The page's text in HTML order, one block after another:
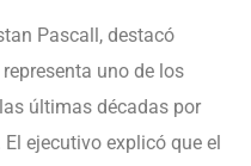
Pascall, destacó
uno de los
últimas décadas por
ejecutivo explicó que el